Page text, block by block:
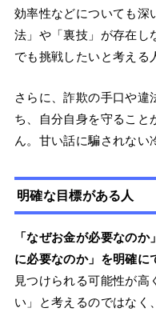
効率性などについても深
法」や「裏技」が存在し
でも挑戦したいと考える
さらに、詐欺の手口や違
ち、自分自身を守ること
ん。甘い話に騙されない
明確な目標がある人
「なぜお金が必要なの
に必要なのか」を明確に
見つけられる可能性が高
い」と考えるのではなく